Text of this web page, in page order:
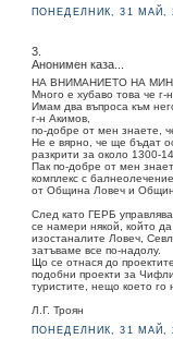
ПОНЕДЕЛНИК, 31 МАЙ,
3.
Анонимен каза...
НА ВНИМАНИЕТО НА
Много е хубаво това че
Имам два въпроса към
г-н Акимов,
по-добре от мен знаете,
Не е вярно, че ще бъдат
разкрити за около 1300-
Пак по-добре от мен
комплекс с
от Община Ловеч и
След като ГЕРБ
се намери някой, който
изостаналите Ловеч,
затъваме все по-надолу.
Що се отнася до
подобни проекти за
туристите, нещо което
Л.Г. Троян
ПОНЕДЕЛНИК, 31 МАЙ,